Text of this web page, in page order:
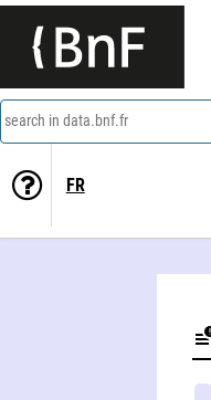
search in data.bnf.fr
FR